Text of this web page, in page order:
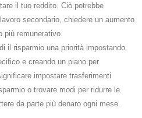
il tuo reddito. Ciò potrebbe
secondario, chiedere un aumento
più remunerativo.
il risparmio una priorità impostando
e creando un piano per
impostare trasferimenti
o trovare modi per ridurre le
da parte più denaro ogni mese.